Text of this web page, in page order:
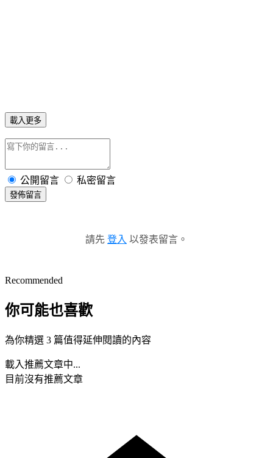
載入更多
公開留言 私密留言
發佈留言
請先 登入 以發表留言。
Recommended
你可能也喜歡
為你精選 3 篇值得延伸閱讀的內容
載入推薦文章中...
目前沒有推薦文章